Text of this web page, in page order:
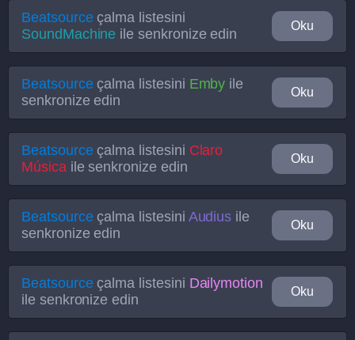
Beatsourceçalma listesini
SoundMachine ile senkronize edin
Oku
Beatsourceçalma listesini Emby ile
senkronize edin
Oku
Beatsourceçalma listesini Claro
Músicaile senkronize edin
Oku
Beatsourceçalma listesini Audius ile
senkronize edin
Oku
Beatsourceçalma listesini Dailymotion
ile senkronize edin
Oku